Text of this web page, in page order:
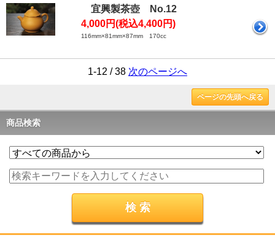
宜興製茶壺 No.12
4,000円(税込4,400円)
116mm×81mm×87mm 170cc
1-12 / 38 次のページへ
ページの先頭へ戻る
商品検索